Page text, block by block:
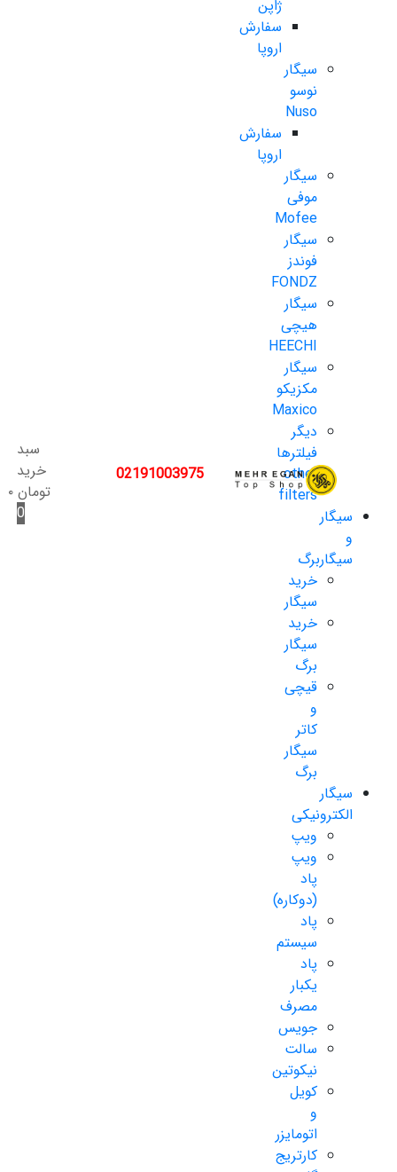
ژاپن
سفارش
اروپا
سیگار
نوسو
Nuso
سفارش
اروپا
سیگار
موفی
Mofee
سیگار
فوندز
FONDZ
سیگار
هیچی
HEECHI
سیگار
مکزیکو
Maxico
دیگر
فیلترها
other
filters
سیگار
و
سیگاربرگ
خرید
سیگار
خرید
سیگار
برگ
قیچی
و
کاتر
سیگار
برگ
سیگار
الکترونیکی
ویپ
ویپ
پاد
(دوکاره)
پاد
سیستم
پاد
یکبار
مصرف
جویس
سالت
نیکوتین
کویل
و
اتومایزر
کارتریج
02191003975
سبد
خرید
تومان۰
0